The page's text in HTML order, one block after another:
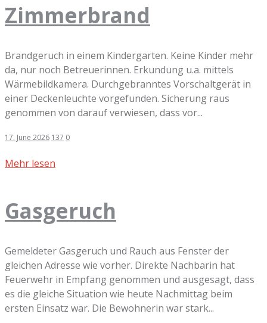
Zimmerbrand
Brandgeruch in einem Kindergarten. Keine Kinder mehr
da, nur noch Betreuerinnen. Erkundung u.a. mittels
Wärmebildkamera. Durchgebranntes Vorschaltgerät in
einer Deckenleuchte vorgefunden. Sicherung raus
genommen von darauf verwiesen, dass vor...
17. June 2026 137 0
Mehr lesen
Gasgeruch
Gemeldeter Gasgeruch und Rauch aus Fenster der
gleichen Adresse wie vorher. Direkte Nachbarin hat
Feuerwehr in Empfang genommen und ausgesagt, dass
es die gleiche Situation wie heute Nachmittag beim
ersten Einsatz war. Die Bewohnerin war stark...